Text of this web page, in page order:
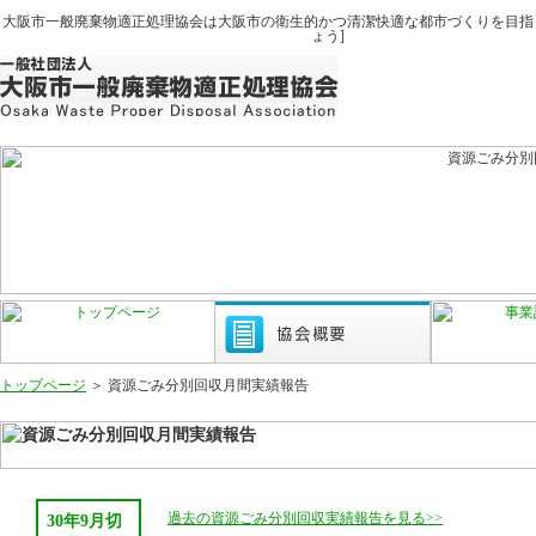
大阪市一般廃棄物適正処理協会は大阪市の衛生的かつ清潔快適な都市づくりを目
ょう]
トップページ ＞ 資源ごみ分別回収月間実績報告
30年9月切 過去の資源ごみ分別回収実績報告を見る>>